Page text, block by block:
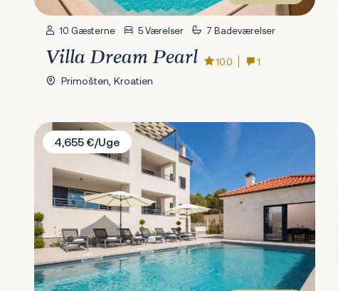
10 Gæsterne 5 Værelser 7 Badeværelser
Villa Dream Pearl 10.0
1
Primošten, Kroatien
Villa Bianca Sibenik
4,655 €/Uge